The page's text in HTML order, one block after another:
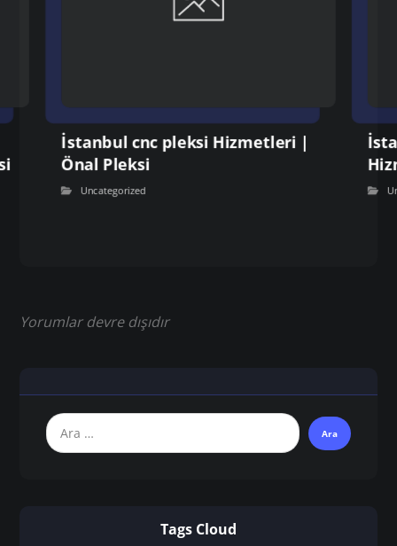
İstanbul cnc pleksi Hizmetleri |
Önal Pleksi
Uncategorized
Yorumlar devre dışıdır
Tags Cloud